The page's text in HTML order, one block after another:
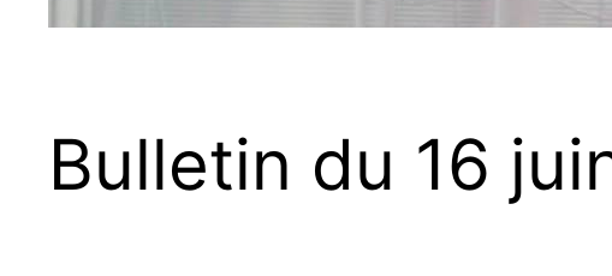
Bulletin du 16